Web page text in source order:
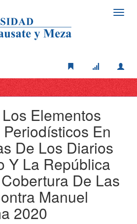
Elementos
En
De Los Diarios
Y La República
De Las
Manuel
2020